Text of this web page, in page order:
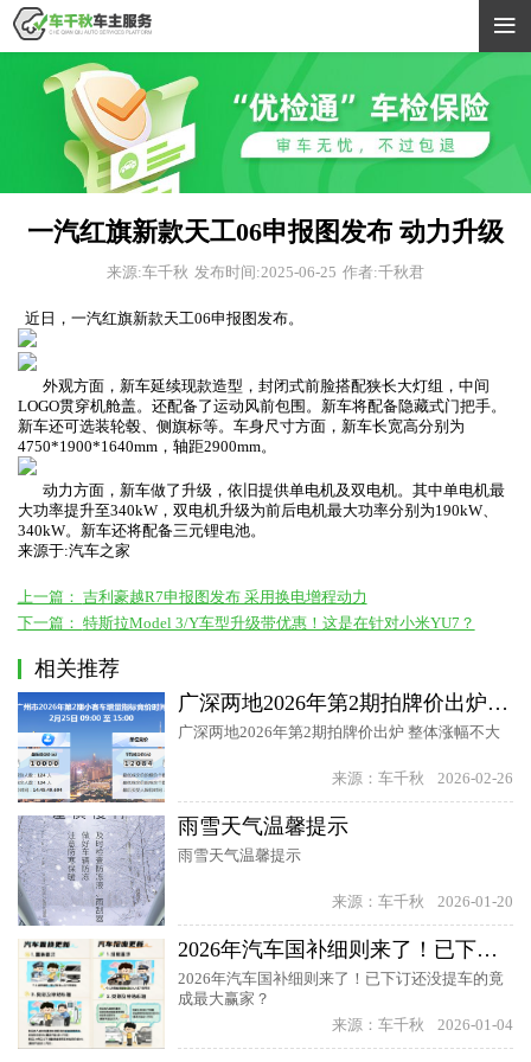

一汽红旗新款天工06申报图发布 动力升级
来源:车千秋 发布时间:2025-06-25 作者:千秋君
近日，一汽红旗新款天工06申报图发布。
外观方面，新车延续现款造型，封闭式前脸搭配狭长大灯组，中间
LOGO贯穿机舱盖。还配备了运动风前包围。新车将配备隐藏式门把手。
新车还可选装轮毂、侧旗标等。车身尺寸方面，新车长宽高分别为
4750*1900*1640mm，轴距2900mm。
动力方面，新车做了升级，依旧提供单电机及双电机。其中单电机最
大功率提升至340kW，双电机升级为前后电机最大功率分别为190kW、
340kW。新车还将配备三元锂电池。
来源于:汽车之家
上一篇： 吉利豪越R7申报图发布 采用换电增程动力
下一篇： 特斯拉Model 3/Y车型升级带优惠！这是在针对小米YU7？
相关推荐
广深两地2026年第2期拍牌价出炉 整体涨幅不大
广深两地2026年第2期拍牌价出炉 整体涨幅不大
来源：车千秋 2026-02-26
雨雪天气温馨提示
雨雪天气温馨提示
来源：车千秋 2026-01-20
2026年汽车国补细则来了！已下订还没提车的竟成最大赢家？
2026年汽车国补细则来了！已下订还没提车的竟
成最大赢家？
来源：车千秋
2026-01-04